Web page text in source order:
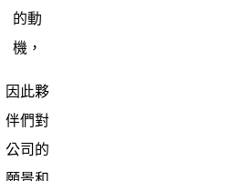
的動
機，
因此夥
伴們對
公司的